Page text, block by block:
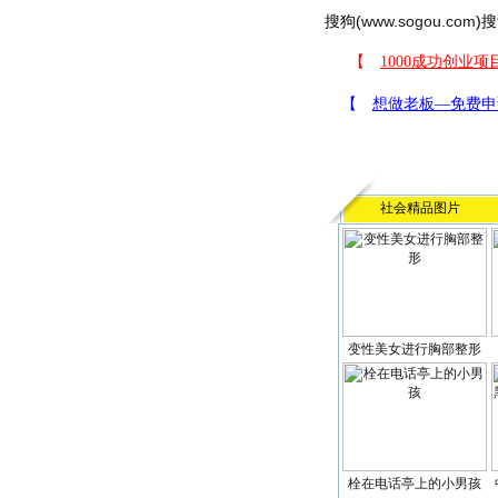
搜狗(www.sogou.com)
社会精品图片
变性美女进行胸部整形
栓在电话亭上的小男孩